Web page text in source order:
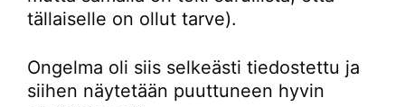
tällaiselle on ollut tarve).
Ongelma oli siis selkeästi tiedostettu ja
siihen näytetään puuttuneen hyvin